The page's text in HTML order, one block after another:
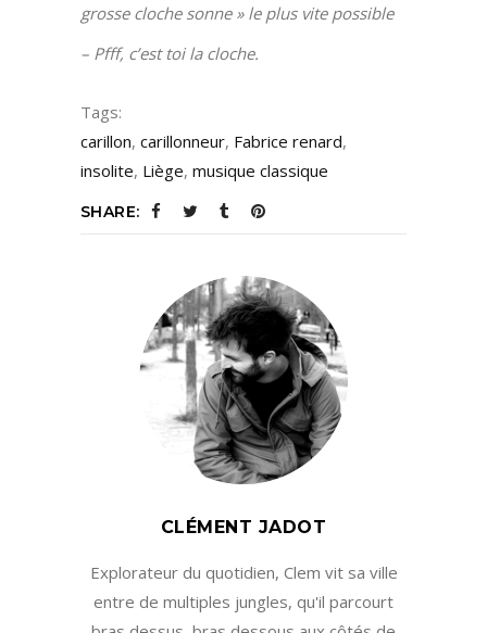
grosse cloche sonne » le plus vite possible
– Pfff, c’est toi la cloche.
Tags:
carillon, carillonneur, Fabrice renard,
insolite, Liège, musique classique
SHARE:
CLÉMENT JADOT
Explorateur du quotidien, Clem vit sa ville
entre de multiples jungles, qu'il parcourt